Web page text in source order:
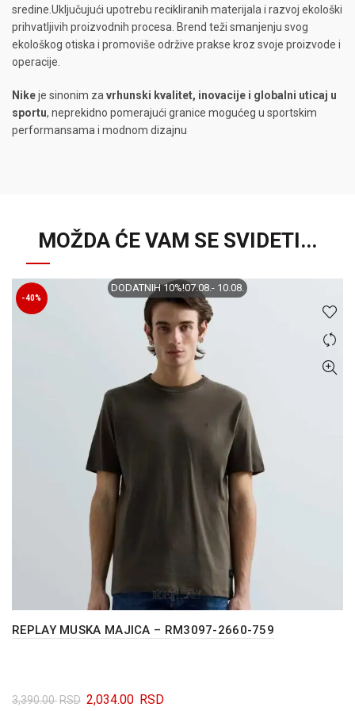
sredine.Uključujući upotrebu recikliranih materijala i razvoj ekološki
prihvatljivih proizvodnih procesa. Brend teži smanjenju svog
ekološkog otiska i promoviše održive prakse kroz svoje proizvode i
operacije.
Nikeje sinonim zavrhunski kvalitet, inovacije i globalni uticaj u
sportu, neprekidno pomerajući granice mogućeg u sportskim
performansama i modnom dizajnu
MOŽDA ĆE VAM SE SVIDETI...
-40%
DODATNIH 10%!07.08.- 10.08.
REPLAY MUSKA MAJICA – RM3097-2660-759
3,390.00RSD Originalna
2,034.00 RSD